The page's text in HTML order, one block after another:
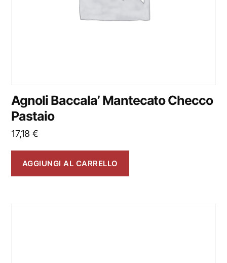
Agnoli Baccala’ Mantecato Checco
Pastaio
17,18 €
AGGIUNGI AL CARRELLO